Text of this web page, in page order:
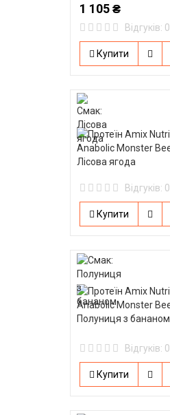
1 105 ₴
Відгуків: 0
Купити
Відгуків: 0
Купити
Відгуків: 0
Купити